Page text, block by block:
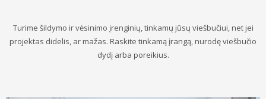
Turime šildymo ir vėsinimo įrenginių, tinkamų jūsų viešbučiui, net jei
projektas didelis, ar mažas. Raskite tinkamą įrangą, nurodę viešbučio
dydį arba poreikius.